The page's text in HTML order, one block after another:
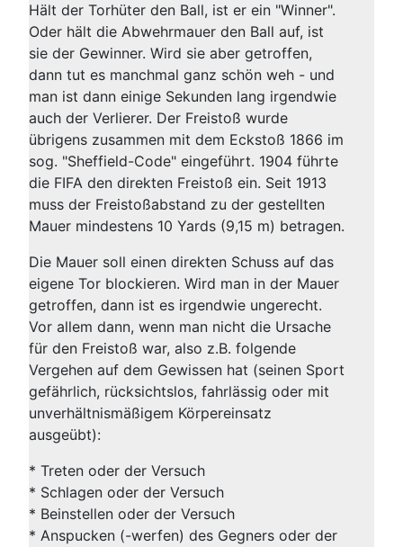
Hält der Torhüter den Ball, ist er ein "Winner".
Oder hält die Abwehrmauer den Ball auf, ist
sie der Gewinner. Wird sie aber getroffen,
dann tut es manchmal ganz schön weh - und
man ist dann einige Sekunden lang irgendwie
auch der Verlierer. Der Freistoß wurde
übrigens zusammen mit dem Eckstoß 1866 im
sog. "Sheffield-Code" eingeführt. 1904 führte
die FIFA den direkten Freistoß ein. Seit 1913
muss der Freistoßabstand zu der gestellten
Mauer mindestens 10 Yards (9,15 m) betragen.
Die Mauer soll einen direkten Schuss auf das
eigene Tor blockieren. Wird man in der Mauer
getroffen, dann ist es irgendwie ungerecht.
Vor allem dann, wenn man nicht die Ursache
für den Freistoß war, also z.B. folgende
Vergehen auf dem Gewissen hat (seinen Sport
gefährlich, rücksichtslos, fahrlässig oder mit
unverhältnismäßigem Körpereinsatz
ausgeübt):
* Treten oder der Versuch
* Schlagen oder der Versuch
* Beinstellen oder der Versuch
* Anspucken (-werfen) des Gegners oder der